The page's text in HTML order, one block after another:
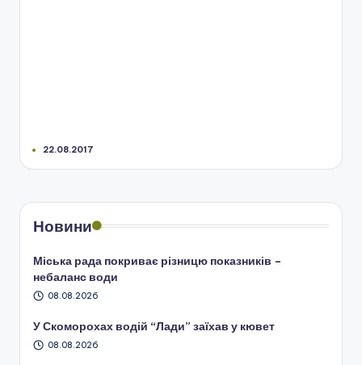
22.08.2017
Новини
Міська рада покриває різницю показників –
небаланс води
08.08.2026
У Скоморохах водій “Лади” заїхав у кювет
08.08.2026